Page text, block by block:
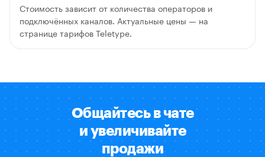
Стоимость зависит от количества операторов и
подключённых каналов. Актуальные цены — на
странице тарифов Teletype.
Общайтесь в чате
и увеличивайте
продажи